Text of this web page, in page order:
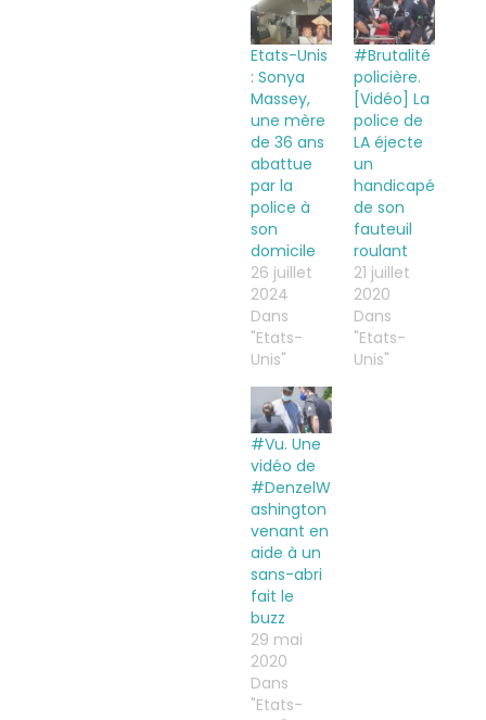
Etats-Unis
: Sonya
Massey,
une mère
de 36 ans
abattue
par la
police à
son
domicile
26 juillet
2024
Dans
"Etats-
Unis"
#Brutalité
policière.
[Vidéo] La
police de
LA éjecte
un
handicapé
de son
fauteuil
roulant
21 juillet
2020
Dans
"Etats-
Unis"
#Vu. Une
vidéo de
#DenzelW
ashington
venant en
aide à un
sans-abri
fait le
buzz
29 mai
2020
Dans
"Etats-